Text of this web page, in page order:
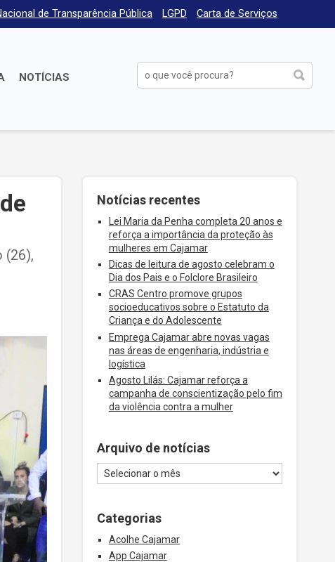
de Transparência Pública LGPD Carta de Serviços
NOTÍCIAS
(26),
Notícias recentes
Lei Maria da Penha completa 20 anos e
reforça a importância da proteção às
mulheres em Cajamar
Dicas de leitura de agosto celebram o
Dia dos Pais e o Folclore Brasileiro
CRAS Centro promove grupos
socioeducativos sobre o Estatuto da
Criança e do Adolescente
Emprega Cajamar abre novas vagas
nas áreas de engenharia, indústria e
logística
Agosto Lilás: Cajamar reforça a
campanha de conscientização pelo fim
da violência contra a mulher
Arquivo de notícias
Categorias
Acolhe Cajamar
App Cajamar